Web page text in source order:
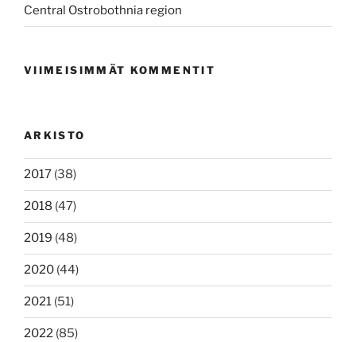
Central Ostrobothnia region
VIIMEISIMMÄT KOMMENTIT
ARKISTO
2017 (38)
2018 (47)
2019 (48)
2020 (44)
2021 (51)
2022 (85)